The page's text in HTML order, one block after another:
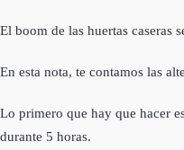
El boom de las huertas caseras
En esta nota, te contamos las
Lo primero que hay que hacer
durante 5 horas.